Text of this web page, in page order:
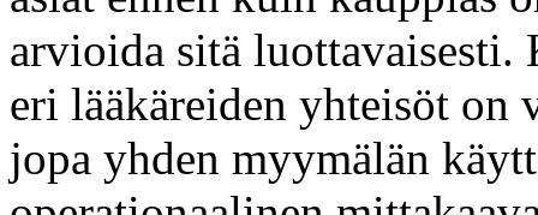
arvioida sitä luottavaisesti.
eri lääkäreiden yhteisöt on
jopa yhden myymälän